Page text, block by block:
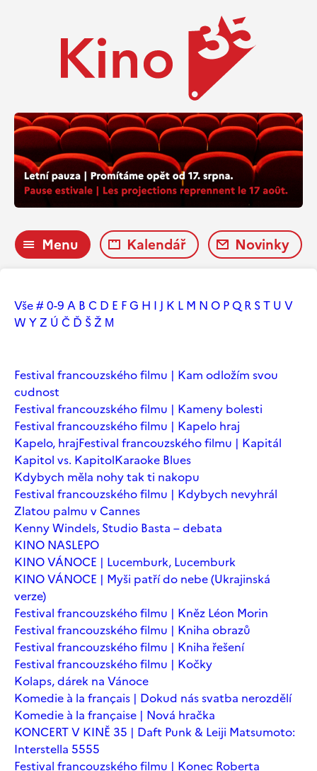
Menu Kalendář Novinky
Vše# 0-9 A B C D E FG H I J K L M N O PQ R ST U V
W YZ Ú Č Ď ŠŽ М
Festival francouzského filmu | Kam odložím svou
cudnost
Festival francouzského filmu | Kameny bolesti
Festival francouzského filmu | Kapelo hraj
Kapelo, hrajFestival francouzského filmu | Kapitál
Kapitol vs. KapitolKaraoke Blues
Kdybych měla nohy tak ti nakopu
Festival francouzského filmu | Kdybych nevyhrál
Zlatou palmu v Cannes
Kenny Windels, Studio Basta – debata
KINO NASLEPO
KINO VÁNOCE | Lucemburk, Lucemburk
KINO VÁNOCE | Myši patří do nebe (Ukrajinská
verze)
Festival francouzského filmu | Kněz Léon Morin
Festival francouzského filmu | Kniha obrazů
Festival francouzského filmu | Kniha řešení
Festival francouzského filmu | Kočky
Kolaps, dárek na Vánoce
Komedie à la français | Dokud nás svatba nerozdělí
Komedie à la française | Nová hračka
KONCERT V KINĚ 35 | Daft Punk & Leiji Matsumoto:
Interstella 5555
Festival francouzského filmu | Konec Roberta